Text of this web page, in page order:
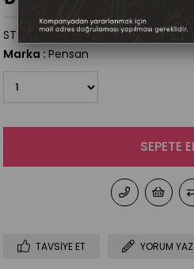
(514663)
STOK KODU
Marka:Pensan
TAVSIYE ET YORUM YAZ